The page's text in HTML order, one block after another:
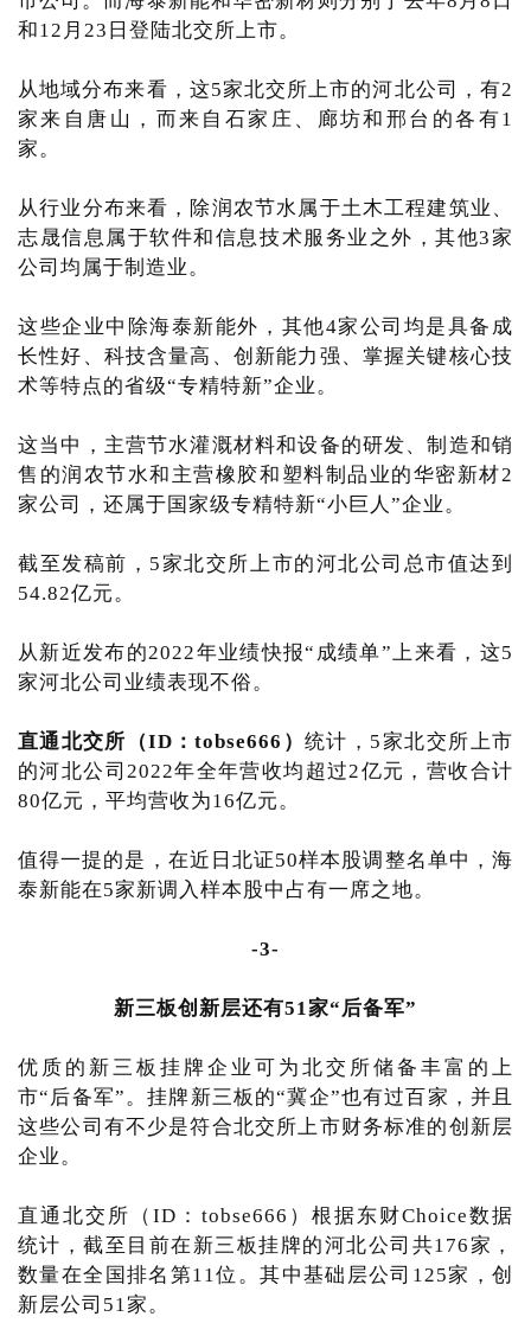
和12月23日登陆北交所上市。
从地域分布来看，这5家北交所上市的河北公司，有2
家来自唐山，而来自石家庄、廊坊和邢台的各有1
家。
从行业分布来看，除润农节水属于土木工程建筑业、
志晟信息属于软件和信息技术服务业之外，其他3家
公司均属于制造业。
这些企业中除海泰新能外，其他4家公司均是具备成
长性好、科技含量高、创新能力强、掌握关键核心技
术等特点的省级“专精特新”企业。
这当中，主营节水灌溉材料和设备的研发、制造和销
售的润农节水和主营橡胶和塑料制品业的华密新材2
家公司，还属于国家级专精特新“小巨人”企业。
截至发稿前，5家北交所上市的河北公司总市值达到
54.82亿元。
从新近发布的2022年业绩快报“成绩单”上来看，这5
家河北公司业绩表现不俗。
直通北交所（ID：tobse666） 统计，5家北交所上市
的河北公司2022年全年营收均超过2亿元，营收合计
80亿元，平均营收为16亿元。
值得一提的是，在近日北证50样本股调整名单中，海
泰新能在5家新调入样本股中占有一席之地。
-3-
新三板创新层还有51家“后备军”
优质的新三板挂牌企业可为北交所储备丰富的上
市“后备军”。挂牌新三板的“冀企”也有过百家，并且
这些公司有不少是符合北交所上市财务标准的创新层
企业。
直通北交所（ID：tobse666）根据东财Choice数据
统计，截至目前在新三板挂牌的河北公司共176家，
数量在全国排名第11位。其中基础层公司125家，创
新层公司51家。